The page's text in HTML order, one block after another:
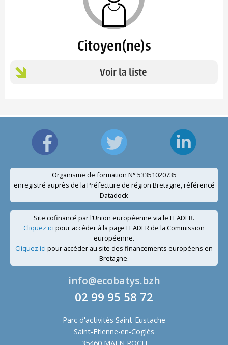
Citoyen(ne)s
Voir la liste
Organisme de formation N° 53351020735
enregistré auprès de la Préfecture de région Bretagne, référencé
Datadock
Site cofinancé par l’Union européenne via le FEADER.
Cliquez ici pour accéder à la page FEADER de la Commission
européenne.
Cliquez ici pour accéder au site des financements européens en
Bretagne.
info@ecobatys.bzh
02 99 95 58 72
Parc d'activités Saint-Eustache
Saint-Etienne-en-Coglès